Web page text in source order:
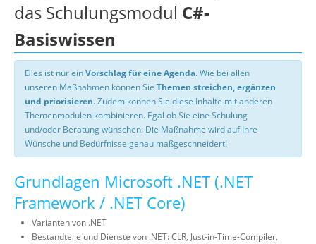
das Schulungsmodul C#-
Basiswissen
Dies ist nur einVorschlag für eine Agenda. Wie bei allen
unseren Maßnahmen können Sie Themen streichen, ergänzen
und priorisieren. Zudem können Sie diese Inhalte mit anderen
Themenmodulen kombinieren. Egal ob Sie eine Schulung
und/oder Beratung wünschen: Die Maßnahme wird auf Ihre
Wünsche und Bedürfnisse genau maßgeschneidert!
Grundlagen Microsoft .NET (.NET
Framework / .NET Core)
Varianten von .NET
Bestandteile und Dienste von .NET: CLR, Just-in-Time-Compiler,